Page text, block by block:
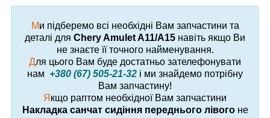
Ми підберемо всі необхідні Вам запчастини та
деталі для Chery Amulet A11/A15 навіть якщо Ви
не знаєте її точного найменування.
Для цього Вам буде достатньо зателефонувати
нам +380 (67) 505-21-32 і ми знайдемо потрібну
Вам запчастину!
Я кщо раптом необхідної Вам запчастини
Накладка санчат сидіння переднього лівогоне